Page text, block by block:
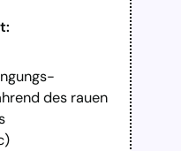
des rauen